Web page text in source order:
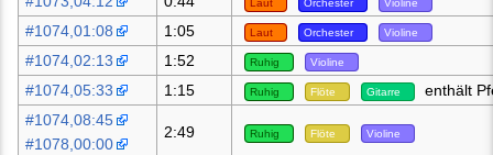
Laut Orchester Violine
#1074,01:08 1:05 Laut Orchester Violine
#1074,02:13 1:52 Ruhig Violine
#1074,05:33 1:15 Ruhig Flöte Gitarre
enthält
#1074,08:45
#1078,00:00
2:49 Ruhig Flöte Violine